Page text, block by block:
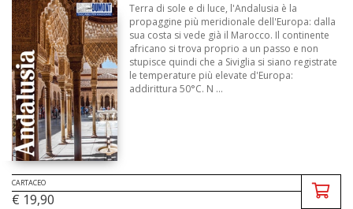
Terra di sole e di luce, l'Andalusia è la
propaggine più meridionale dell'Europa: dalla
sua costa si vede già il Marocco. Il continente
africano si trova proprio a un passo e non
stupisce quindi che a Siviglia si siano registrate
le temperature più elevate d'Europa:
addirittura 50°C. N ...
CARTACEO
€ 19,90